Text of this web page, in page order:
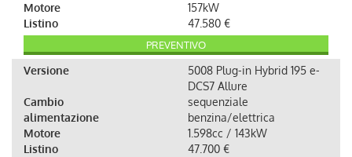
Motore
157kW
Listino
47.580 €
PREVENTIVO
Versione
5008 Plug-in Hybrid 195 e-
DCS7 Allure
Cambio
sequenziale
alimentazione
benzina/elettrica
Motore
1.598cc / 143kW
Listino
47.700 €